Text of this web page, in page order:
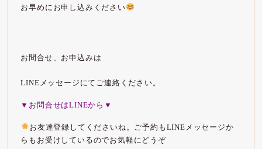
お早めにお申し込みください
お問合せ、お申込みは
LINEメッセージにてご連絡ください。
▼お問合せはLINEから▼
お友達登録してくださいね。ご予約もLINEメッセージか
らもお受けしているのでお気軽にどうぞ